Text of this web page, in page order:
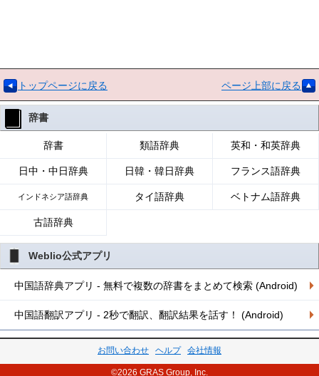
トップページに戻る ページ上部に戻る
辞書
辞書 類語辞典 英和・和英辞典
日中・中日辞典 日韓・韓日辞典 フランス語辞典
インドネシア語辞典 タイ語辞典 ベトナム語辞典
古語辞典
Weblio公式アプリ
中国語辞典アプリ - 無料で複数の辞書をまとめて検索 (Android)
中国語翻訳アプリ - 2秒で翻訳、翻訳結果を話す！ (Android)
お問い合わせ ヘルプ 会社情報
©2026 GRAS Group, Inc.